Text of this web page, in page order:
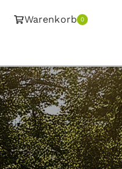
Warenkorb 0